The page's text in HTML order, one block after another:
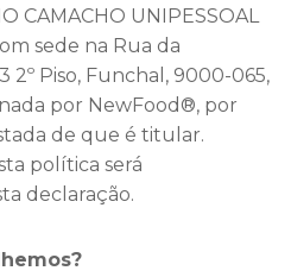
CAMACHO UNIPESSOAL
sede na Rua da
2º Piso, Funchal, 9000-065,
por NewFood®, por
de que é titular.
política será
declaração.